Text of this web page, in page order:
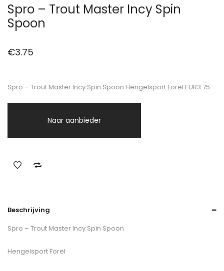
Spro – Trout Master Incy Spin
Spoon
€3.75
Spro – Trout Master Incy Spin Spoon Hengelsport Forel EUR3.75
Naar aanbieder
Beschrijving
Spro – Trout Master Incy Spin Spoon
Hengelsport Forel